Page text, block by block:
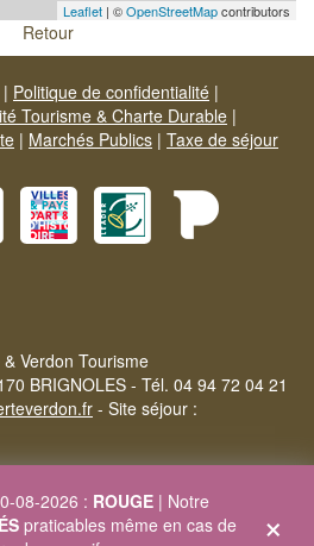
Leaflet | ©OpenStreetMapcontributors
Retour
| Politique de confidentialité |
Tourisme & Charte Durable |
| Marchés Publics | Taxe de séjour
Verdon Tourisme
BRIGNOLES - Tél. 04 94 72 04 21
- Site séjour :
×
08-2026 : ROUGE | Notre
praticables même en cas de